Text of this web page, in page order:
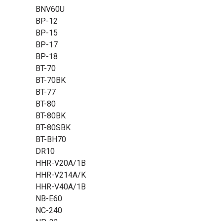
BNV60U
BP-12
BP-15
BP-17
BP-18
BT-70
BT-70BK
BT-77
BT-80
BT-80BK
BT-80SBK
BT-BH70
DR10
HHR-V20A/1B
HHR-V214A/K
HHR-V40A/1B
NB-E60
NC-240